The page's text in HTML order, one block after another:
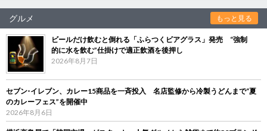
グルメ もっと見る
ビールだけ飲むと倒れる「ふらつくビアグラス」発売 “強制
的に水を飲む”仕掛けで適正飲酒を後押し
2026年8月7日
セブン‐イレブン、カレー15商品を一斉投入 名店監修から冷製うどんまで“夏
のカレーフェス”を開催中
2026年8月6日